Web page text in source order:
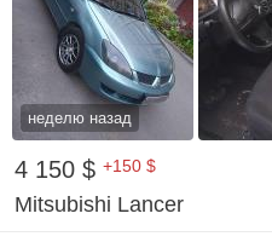
неделю назад
4 150 $ +150 $
Mitsubishi Lancer